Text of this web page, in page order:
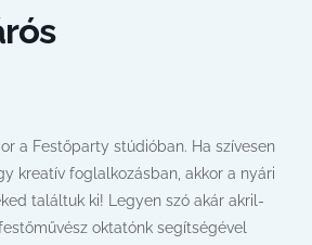
a Festőparty stúdióban. Ha szívesen
kreatív foglalkozásban, akkor a nyári
találtuk ki! Legyen szó akár akril-
oktatónk segítségével